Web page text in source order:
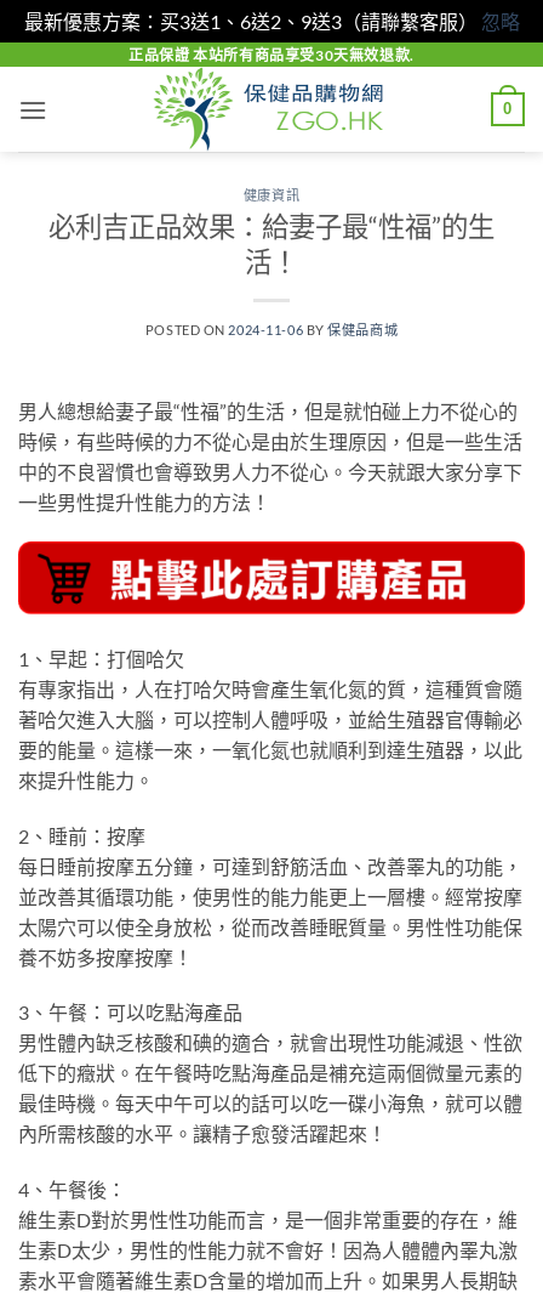
最新優惠方案：买3送1、6送2、9送3（請聯繫客服） 忽略
content
正品保證 本站所有商品享受30天無效退款.
0
健康資訊
必利吉正品效果：給妻子最“性福”的生
活！
POSTED ON 2024-11-06 BY保健品商城
男人總想給妻子最“性福”的生活，但是就怕碰上力不從心的
時候，有些時候的力不從心是由於生理原因，但是一些生活
中的不良習慣也會導致男人力不從心。今天就跟大家分享下
一些男性提升性能力的方法！
1、早起：打個哈欠
有專家指出，人在打哈欠時會產生氧化氮的質，這種質會隨
著哈欠進入大腦，可以控制人體呼吸，並給生殖器官傳輸必
要的能量。這樣一來，一氧化氮也就順利到達生殖器，以此
來提升性能力。
2、睡前：按摩
每日睡前按摩五分鐘，可達到舒筋活血、改善睪丸的功能，
並改善其循環功能，使男性的能力能更上一層樓。經常按摩
太陽穴可以使全身放松，從而改善睡眠質量。男性性功能保
養不妨多按摩按摩！
3、午餐：可以吃點海產品
男性體內缺乏核酸和碘的適合，就會出現性功能減退、性欲
低下的癥狀。在午餐時吃點海產品是補充這兩個微量元素的
最佳時機。每天中午可以的話可以吃一碟小海魚，就可以體
內所需核酸的水平。讓精子愈發活躍起來！
4、午餐後：
維生素D對於男性性功能而言，是一個非常重要的存在，維
生素D太少，男性的性能力就不會好！因為人體體內睪丸激
素水平會隨著維生素D含量的增加而上升。如果男人長期缺